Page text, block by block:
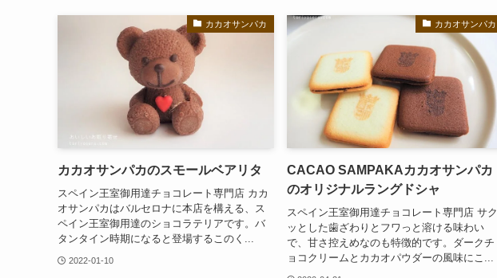
カカオサンパカ
カカオサンパカのスモールベアリタ
スペイン王室御用達チョコレート専門店 カカ
オサンパカはバルセロナに本店を構える、ス
ペイン王室御用達のショコラテリアです。バ
タンタイン時期になると登場するこのく...
2022-01-10
カカオサンパカ
CACAO SAMPAKAカカオサンパカ
のオリジナルラングドシャ
スペイン王室御用達チョコレート専門店 サク
ッとした歯ざわりとフワっと溶ける味わい
で、甘さ控えめなのも特徴的です。ダークチ
ョコクリームとカカオパウダーの風味にこ...